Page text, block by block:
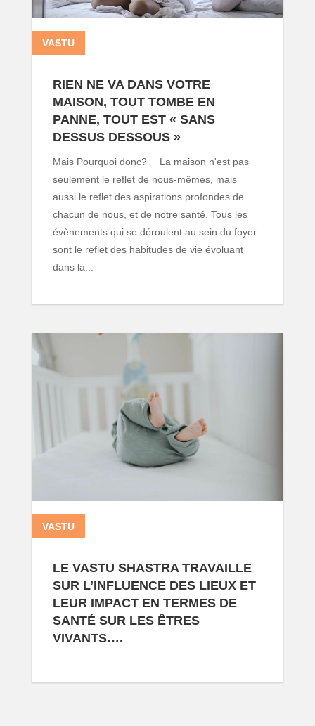
RIEN NE VA DANS VOTRE
MAISON, TOUT TOMBE EN
PANNE, TOUT EST « SANS
DESSUS DESSOUS »
VASTU
Mais Pourquoi donc? ⠀ La maison n'est pas
seulement le reflet de nous-mêmes, mais
aussi le reflet des aspirations profondes de
chacun de nous, et de notre santé. Tous les
évènements qui se déroulent au sein du foyer
sont le reflet des habitudes de vie évoluant
dans la...
13 0
LE VASTU SHASTRA TRAVAILLE
SUR L’INFLUENCE DES LIEUX ET
LEUR IMPACT EN TERMES DE
SANTÉ SUR LES ÊTRES
VIVANTS….
VASTU
13 0